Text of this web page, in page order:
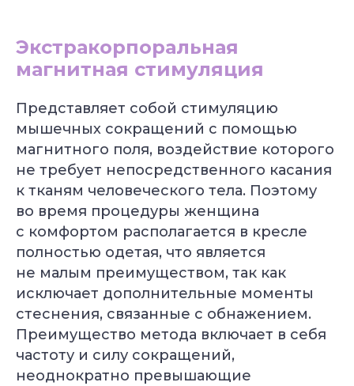
Экстракорпоральная
магнитная стимуляция
Представляет собой стимуляцию
мышечных сокращений с помощью
магнитного поля, воздействие которого
не требует непосредственного касания
к тканям человеческого тела. Поэтому
во время процедуры женщина
с комфортом располагается в кресле
полностью одетая, что является
не малым преимуществом, так как
исключает дополнительные моменты
стеснения, связанные с обнажением.
Преимущество метода включает в себя
частоту и силу сокращений,
неоднократно превышающие